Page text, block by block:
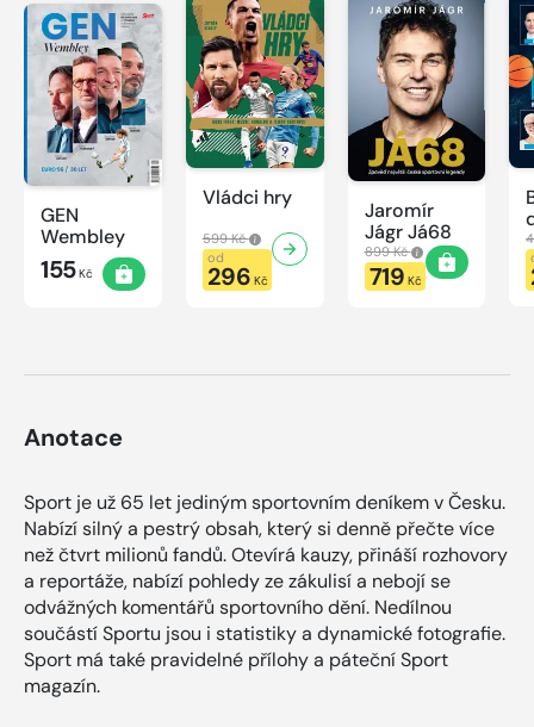
GEN
Wembley
155Kč
Vládci hry
599 Kč
od
296 Kč
Jaromír
Jágr Já68
899 Kč
719 Kč
Anotace
Sport je už 65 let jediným sportovním deníkem v Česku.
Nabízí silný a pestrý obsah, který si denně přečte více
než čtvrt milionů fandů. Otevírá kauzy, přináší rozhovory
a reportáže, nabízí pohledy ze zákulisí a nebojí se
odvážných komentářů sportovního dění. Nedílnou
součástí Sportu jsou i statistiky a dynamické fotografie.
Sport má také pravidelné přílohy a páteční Sport
magazín.